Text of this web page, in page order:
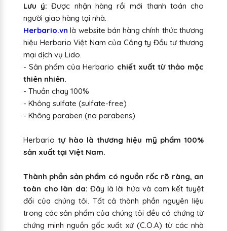
Lưu ý:Được nhận hàng rồi mới thanh toán cho
người giao hàng tại nhà.
Herbario.vn là website bán hàng chính thức thương
hiệu Herbario Việt Nam của Công ty Đầu tư thương
mại dịch vụ Lido.
- Sản phẩm của Herbario chiết xuất từ thảo mộc
thiên nhiên.
- Thuần chay 100%
- Không sulfate (sulfate-free)
- Không paraben (no parabens)
Herbario tự hào là thương hiệu mỹ phẩm 100%
sản xuất tại Việt Nam.
Thành phần sản phẩm có nguồn rốc rõ ràng, an
toàn cho làn da:Đây là lời hứa và cam kết tuyệt
đối của chúng tôi. Tất cả thành phần nguyên liệu
trong các sản phẩm của chúng tôi đều có chứng từ
chứng minh nguồn gốc xuất xứ (C.O.A) từ các nhà